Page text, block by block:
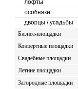
лофты
особняки
дворцы / усадьбы
Бизнес-площадки
Концертные площадки
Свадебные площадки
Летние площадки
Загородные площадки